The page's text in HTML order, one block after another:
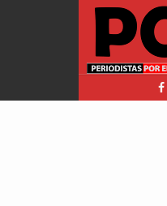
reaparece y ratifica su